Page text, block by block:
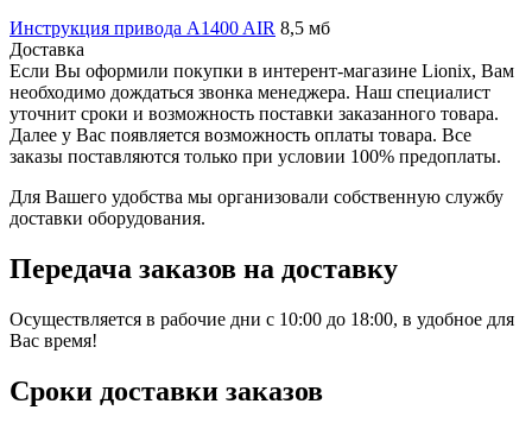
Инструкция привода A1400 AIR 8,5 мб
Доставка
Если Вы оформили покупки в интерент-магазине Lionix, Вам
необходимо дождаться звонка менеджера. Наш специалист
уточнит сроки и возможность поставки заказанного товара.
Далее у Вас появляется возможность оплаты товара. Все
заказы поставляются только при условии 100% предоплаты.
Для Вашего удобства мы организовали собственную службу
доставки оборудования.
Передача заказов на доставку
Осуществляется в рабочие дни с 10:00 до 18:00, в удобное для
Вас время!
Сроки доставки заказов